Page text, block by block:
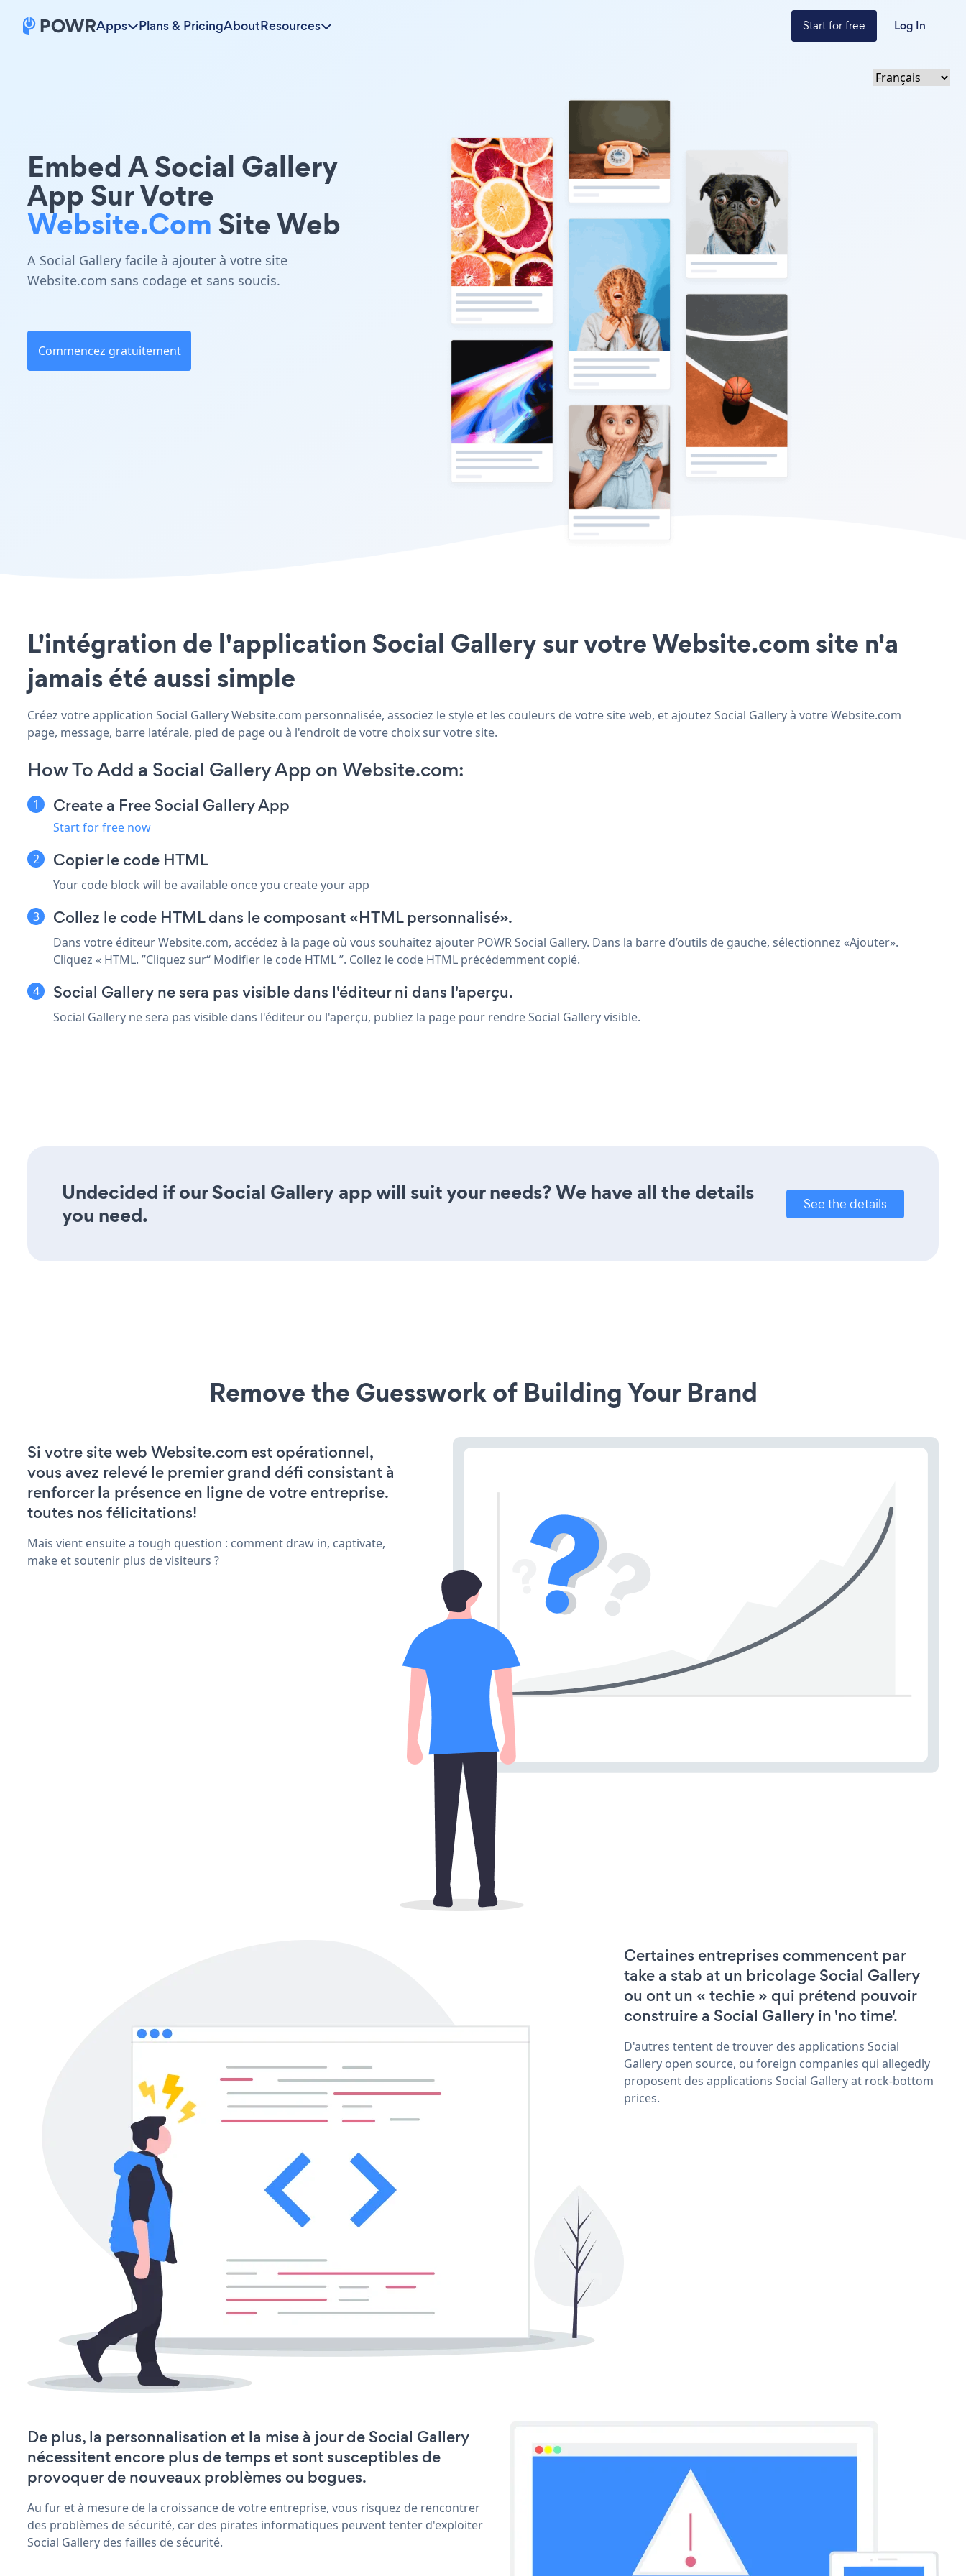
Apps Plans & PricingAboutResources Start for free Log In
Embed A Social Gallery
App Sur Votre
Website.com Site Web
A Social Gallery facile à ajouter à votre site
Website.com sans codage et sans soucis.
Commencez gratuitement
L'intégration de l'application Social Gallery sur votre Website.com site n'a
jamais été aussi simple
Créez votre application Social Gallery Website.com personnalisée, associez le style et les couleurs de votre site web, et ajoutez Social Gallery à votre Website.com
page, message, barre latérale, pied de page ou à l'endroit de votre choix sur votre site.
How To Add a Social Gallery App on Website.com:
Create a Free Social Gallery App
Start for free now
Copier le code HTML
Your code block will be available once you create your app
Collez le code HTML dans le composant «HTML personnalisé».
Dans votre éditeur Website.com, accédez à la page où vous souhaitez ajouter POWR Social Gallery. Dans la barre d’outils de gauche, sélectionnez «Ajouter».
Cliquez « HTML. ”Cliquez sur“ Modifier le code HTML ”. Collez le code HTML précédemment copié.
Social Gallery ne sera pas visible dans l'éditeur ni dans l'aperçu.
Social Gallery ne sera pas visible dans l'éditeur ou l'aperçu, publiez la page pour rendre Social Gallery visible.
Undecided if our Social Gallery app will suit your needs? We have all the details
you need.
See the details
Remove the Guesswork of Building Your Brand
Si votre site web Website.com est opérationnel,
vous avez relevé le premier grand défi consistant à
renforcer la présence en ligne de votre entreprise.
toutes nos félicitations!
Mais vient ensuite a tough question : comment draw in, captivate,
make et soutenir plus de visiteurs ?
Certaines entreprises commencent par
take a stab at un bricolage Social Gallery
ou ont un « techie » qui prétend pouvoir
construire a Social Gallery in 'no time'.
D'autres tentent de trouver des applications Social
Gallery open source, ou foreign companies qui allegedly
proposent des applications Social Gallery at rock-bottom
prices.
De plus, la personnalisation et la mise à jour de Social Gallery
nécessitent encore plus de temps et sont susceptibles de
provoquer de nouveaux problèmes ou bogues.
Au fur et à mesure de la croissance de votre entreprise, vous risquez de rencontrer
des problèmes de sécurité, car des pirates informatiques peuvent tenter d'exploiter
Social Gallery des failles de sécurité.